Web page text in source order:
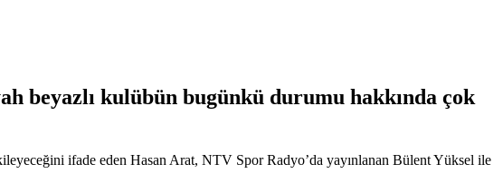
beyazlı kulübün bugünkü durumu hakkında çok
ifade eden Hasan Arat, NTV Spor Radyo’da yayınlanan Bülent Yüksel ile